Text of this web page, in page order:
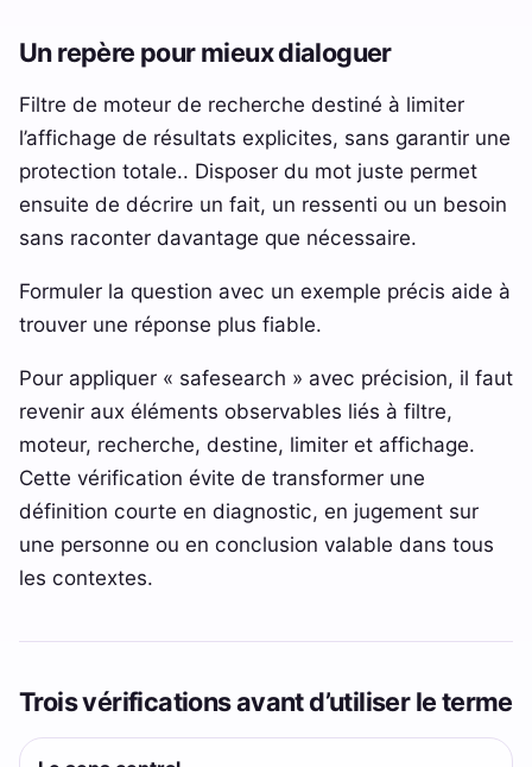
Un repère pour mieux dialoguer
Filtre de moteur de recherche destiné à limiter
l’affichage de résultats explicites, sans garantir une
protection totale.. Disposer du mot juste permet
ensuite de décrire un fait, un ressenti ou un besoin
sans raconter davantage que nécessaire.
Formuler la question avec un exemple précis aide à
trouver une réponse plus fiable.
Pour appliquer « safesearch » avec précision, il faut
revenir aux éléments observables liés à filtre,
moteur, recherche, destine, limiter et affichage.
Cette vérification évite de transformer une
définition courte en diagnostic, en jugement sur
une personne ou en conclusion valable dans tous
les contextes.
Trois vérifications avant d’utiliser le terme